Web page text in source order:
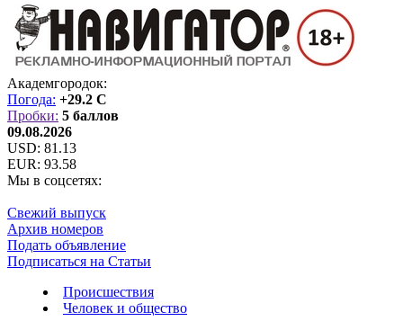
Академгородок:
Погода: +29.2 C
Пробки: 5 баллов
09.08.2026
USD: 81.13
EUR: 93.58
Мы в соцсетях:
Свежий выпуск
Архив номеров
Подать объявление
Подписаться на Статьи
Происшествия
Человек и общество